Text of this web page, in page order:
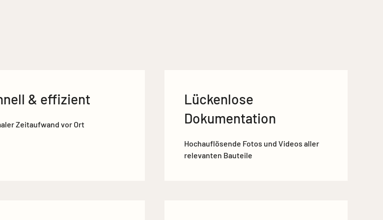
& effizient
Zeitaufwand vor Ort
Lückenlose
Dokumentation
Hochauflösende Fotos und Videos aller
relevanten Bauteile